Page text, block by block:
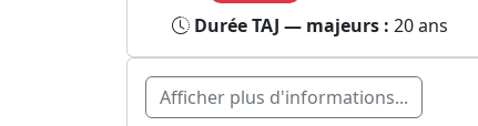
Durée TAJ — majeurs : 20 ans
Afficher plus d'informations...